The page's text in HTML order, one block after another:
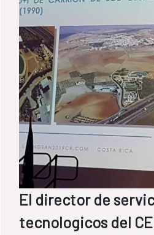
El director de
tecnologicos del